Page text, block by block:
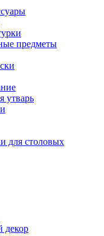
предметы
утварь
для столовых
декор